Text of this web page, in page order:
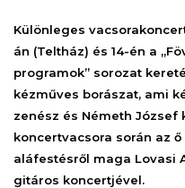
Különleges
án (Teltház) és 14-én a
programok” sorozat
kézműves borászat, ami
zenész és Németh
koncertvacsora során az
aláfestésről maga Lovasi
gitáros koncertjével.